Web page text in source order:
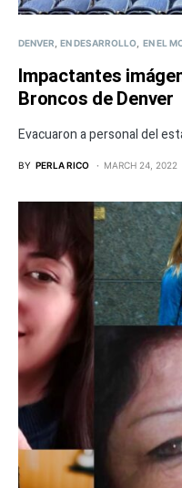
DENVER EN DESARROLLO EN EL
Impactantes
Broncos de Denver
Evacuaron a personal del
BY PERLA RICO MARCH 24, 2022